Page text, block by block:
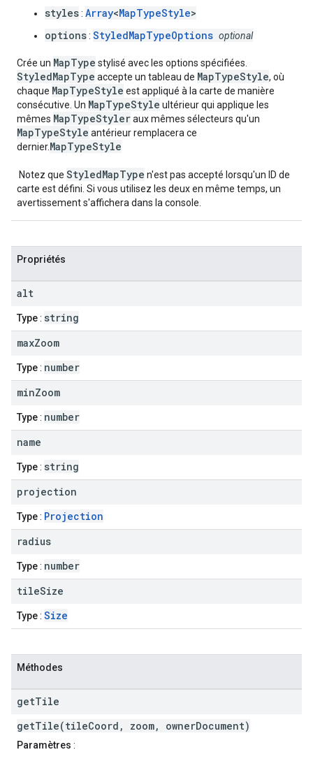
styles: Array<MapTypeStyle>
options: StyledMapTypeOptions optional
Crée un MapType stylisé avec les options spécifiées.
StyledMapType accepte un tableau de MapTypeStyle, où
chaque MapTypeStyle est appliqué à la carte de manière
consécutive. Un MapTypeStyle ultérieur qui applique les
mêmes MapTypeStyleraux mêmes sélecteurs qu'un
MapTypeStyle antérieur remplacera ce
dernier.MapTypeStyle
Notez que StyledMapType n'est pas accepté lorsqu'un ID de
carte est défini. Si vous utilisez les deux en même temps, un
avertissement s'affichera dans la console.
Propriétés
alt
Type: string
maxZoom
Type: number
minZoom
Type: number
name
Type: string
projection
Type: Projection
radius
Type: number
tileSize
Type: Size
Méthodes
getTile
getTile(tileCoord, zoom, ownerDocument)
Paramètres :